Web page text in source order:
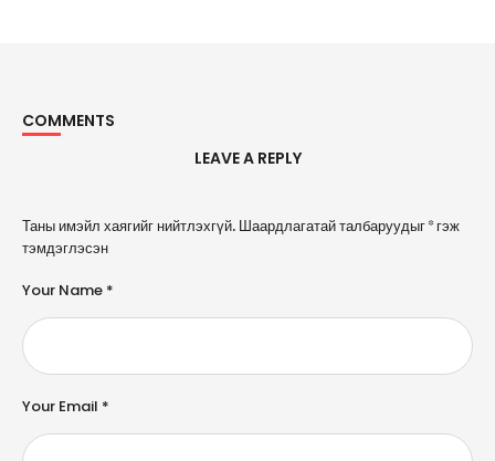
COMMENTS
LEAVE A REPLY
Таны имэйл хаягийг нийтлэхгүй. Шаардлагатай талбаруудыг*гэж
тэмдэглэсэн
Your Name *
Your Email *
A
l
e
n
a
ti
e